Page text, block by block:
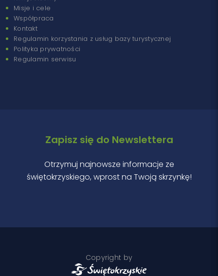
Misje i cele
Współpraca
Kontakt
Regulamin korzystania z usług bazy turystycznej
Polityka prywatności
Regulamin serwisu
Zapisz się do Newslettera
Otrzymuj najnowsze informacje ze
świętokrzyskiego, wprost na Twoją skrzynkę!
Copyright by